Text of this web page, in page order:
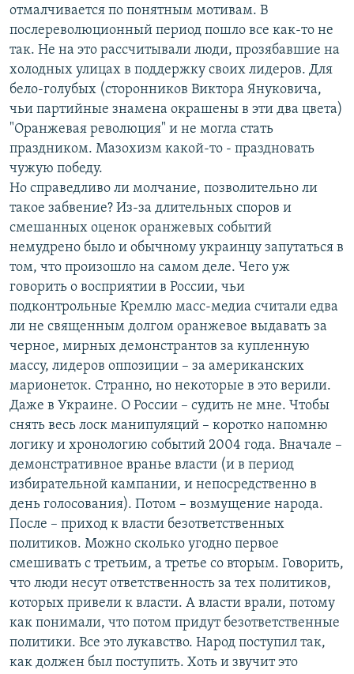
отмалчивается по понятным мотивам. В
послереволюционный период пошло все как-то не
так. Не на это рассчитывали люди, прозябавшие на
холодных улицах в поддержку своих лидеров. Для
бело-голубых (сторонников Виктора Януковича,
чьи партийные знамена окрашены в эти два цвета)
"Оранжевая революция" и не могла стать
праздником. Мазохизм какой-то - праздновать
чужую победу.
Но справедливо ли молчание, позволительно ли
такое забвение? Из-за длительных споров и
смешанных оценок оранжевых событий
немудрено было и обычному украинцу запутаться в
том, что произошло на самом деле. Чего уж
говорить о восприятии в России, чьи
подконтрольные Кремлю масс-медиа считали едва
ли не священным долгом оранжевое выдавать за
черное, мирных демонстрантов за купленную
массу, лидеров оппозиции – за американских
марионеток. Странно, но некоторые в это верили.
Даже в Украине. О России – судить не мне. Чтобы
снять весь лоск манипуляций – коротко напомню
логику и хронологию событий 2004 года. Вначале –
демонстративное вранье власти (и в период
избирательной кампании, и непосредственно в
день голосования). Потом – возмущение народа.
После – приход к власти безответственных
политиков. Можно сколько угодно первое
смешивать с третьим, а третье со вторым. Говорить,
что люди несут ответственность за тех политиков,
которых привели к власти. А власти врали, потому
как понимали, что потом придут безответственные
политики. Все это лукавство. Народ поступил так,
как должен был поступить. Хоть и звучит это